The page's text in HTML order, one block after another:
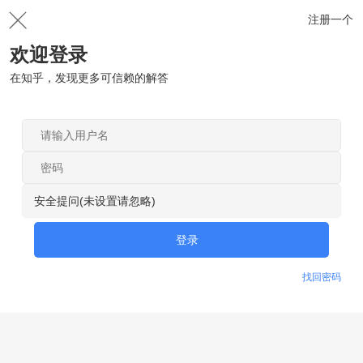
注册一个
欢迎登录
在知乎，发现更多可信赖的解答
安全提问(未设置请忽略)
登录
找回密码